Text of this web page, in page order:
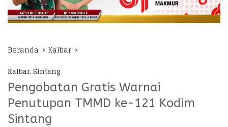
Beranda Kalbar
Kalbar,Sintang
Pengobatan Gratis Warnai
Penutupan TMMD ke-121 Kodim
Sintang